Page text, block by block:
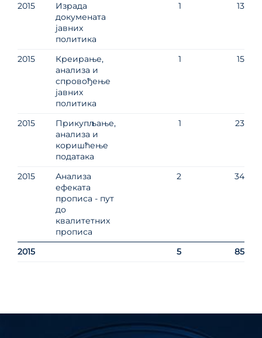
2015
Израда
докумената
јавних
политика
1 13
2015
Креирање,
анализа и
спровођење
јавних
политика
1 15
2015
Прикупљање,
анализа и
коришћење
података
1 23
2015
Анализа
ефеката
прописа - пут
до
квалитетних
прописа
2 34
2015 5 85